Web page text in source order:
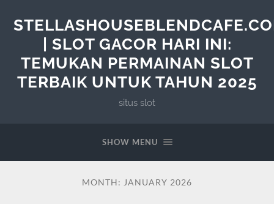
| SLOT GACOR HARI INI:
TEMUKAN PERMAINAN SLOT
TERBAIK UNTUK TAHUN 2025
situs slot
SHOW MENU
MONTH: JANUARY 2026